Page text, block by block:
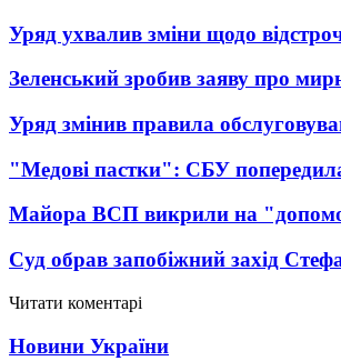
Уряд ухвалив зміни щодо
Зеленський зробив заяву про
Уряд змінив правила
"Медові пастки": СБУ
Майора ВСП викрили на
Суд обрав запобіжний захід
Читати коментарі
Новини України